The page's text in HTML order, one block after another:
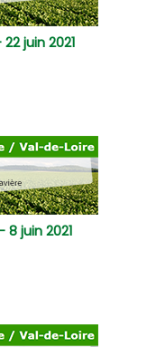
juin 2021
juin 2021